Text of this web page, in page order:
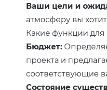
Ваши цели и
атмосферу вы
Какие функции
Бюджет:
проекта и
соответствующие
Состояние